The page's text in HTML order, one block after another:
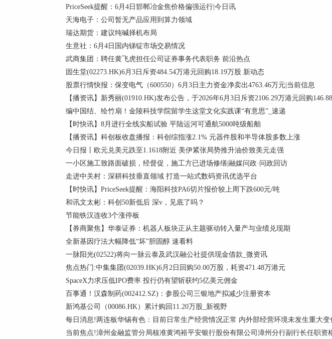
PriceSeek提醒：6月4日邯郸冶金焦价格偏强运行|今日讯
天海电子：公司暂无产品应用到算力领域
瑞达期货：建议纯碱择机布局
生意社：6月4日国内锑锭市场交易情况
武商集团：聘任黄飞虎担任公司证券事务代表职务 前沿热点
固生堂(02273.HK)6月3日斥资484.54万港元回购18.19万股 新动态
股票行情快报：保变电气（600550）6月3日主力资金净卖出4763.46万元|当前信息
【播资讯】新秀丽(01910.HK)发布公告，于2026年6月3日斥资2106.29万港元回购
编中国结、绘竹扇！金陵科技学院留学生这堂文化实践课“有意思”_速递
【时快讯】8月进行全线实船试验 平陆运河可通航5000吨级船舶
【播资讯】科创板收盘播报：科创综指涨2.1% 元器件股和半导体股多数上涨
今日报丨欧元兑美元跌至1.1618附近 美伊紧张局势推升油价致美元走强
一小区施工致路面破损，经督促，施工方已进场修缮|融媒问政·问政回访
走进中关村：深耕科技垂直领域 打造一站式数码资讯优选平台
【时快讯】PriceSeek提醒：海阳科技PA6切片报价较上周下跌600元/吨
和讯文太彬：科创50新低后 深v，见底了吗？
节能铁汉连收3个涨停板
【券商聚焦】华泰证券：机器人板块正从主题驱动转入量产与业绩兑现期
全新基因疗法大幅降低“坏”胆固醇 速看料
一脉阳光(02522)将向一脉云泰及武汉融公社提供现金借款_微资讯
焦点热门:中集集团(02039.HK)6月2日回购50.00万股，耗资471.48万港元
SpaceX力求压低IPO费率 投行仍有望斩获约5亿美元佣金
百事通！汉森制药(002412.SZ)：参股公司三银地产拟减少注册资本
新鸿基公司（00086.HK）累计购回11.20万股_新视野
每日消息!两连板华锡有色：目前日常生产经营情况正常 内外部经营环境未发生重大变
当前焦点!漳州金融监管分局核准黄鸿裕平安银行股份有限公司漳州分行副行长任职资